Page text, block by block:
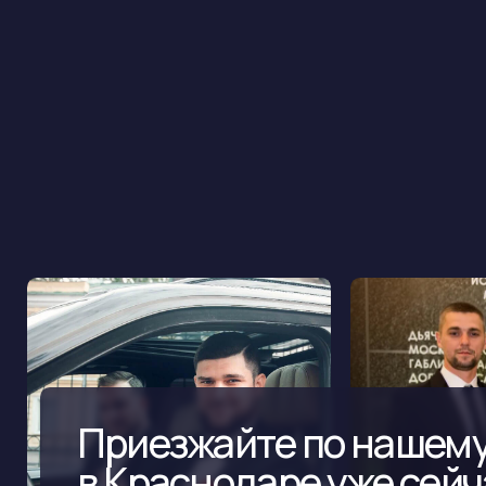
в Краснодаре уже сейчас,
чтобы создать идеальный
наряд заранее
КАК АРЕНДОВАТЬ